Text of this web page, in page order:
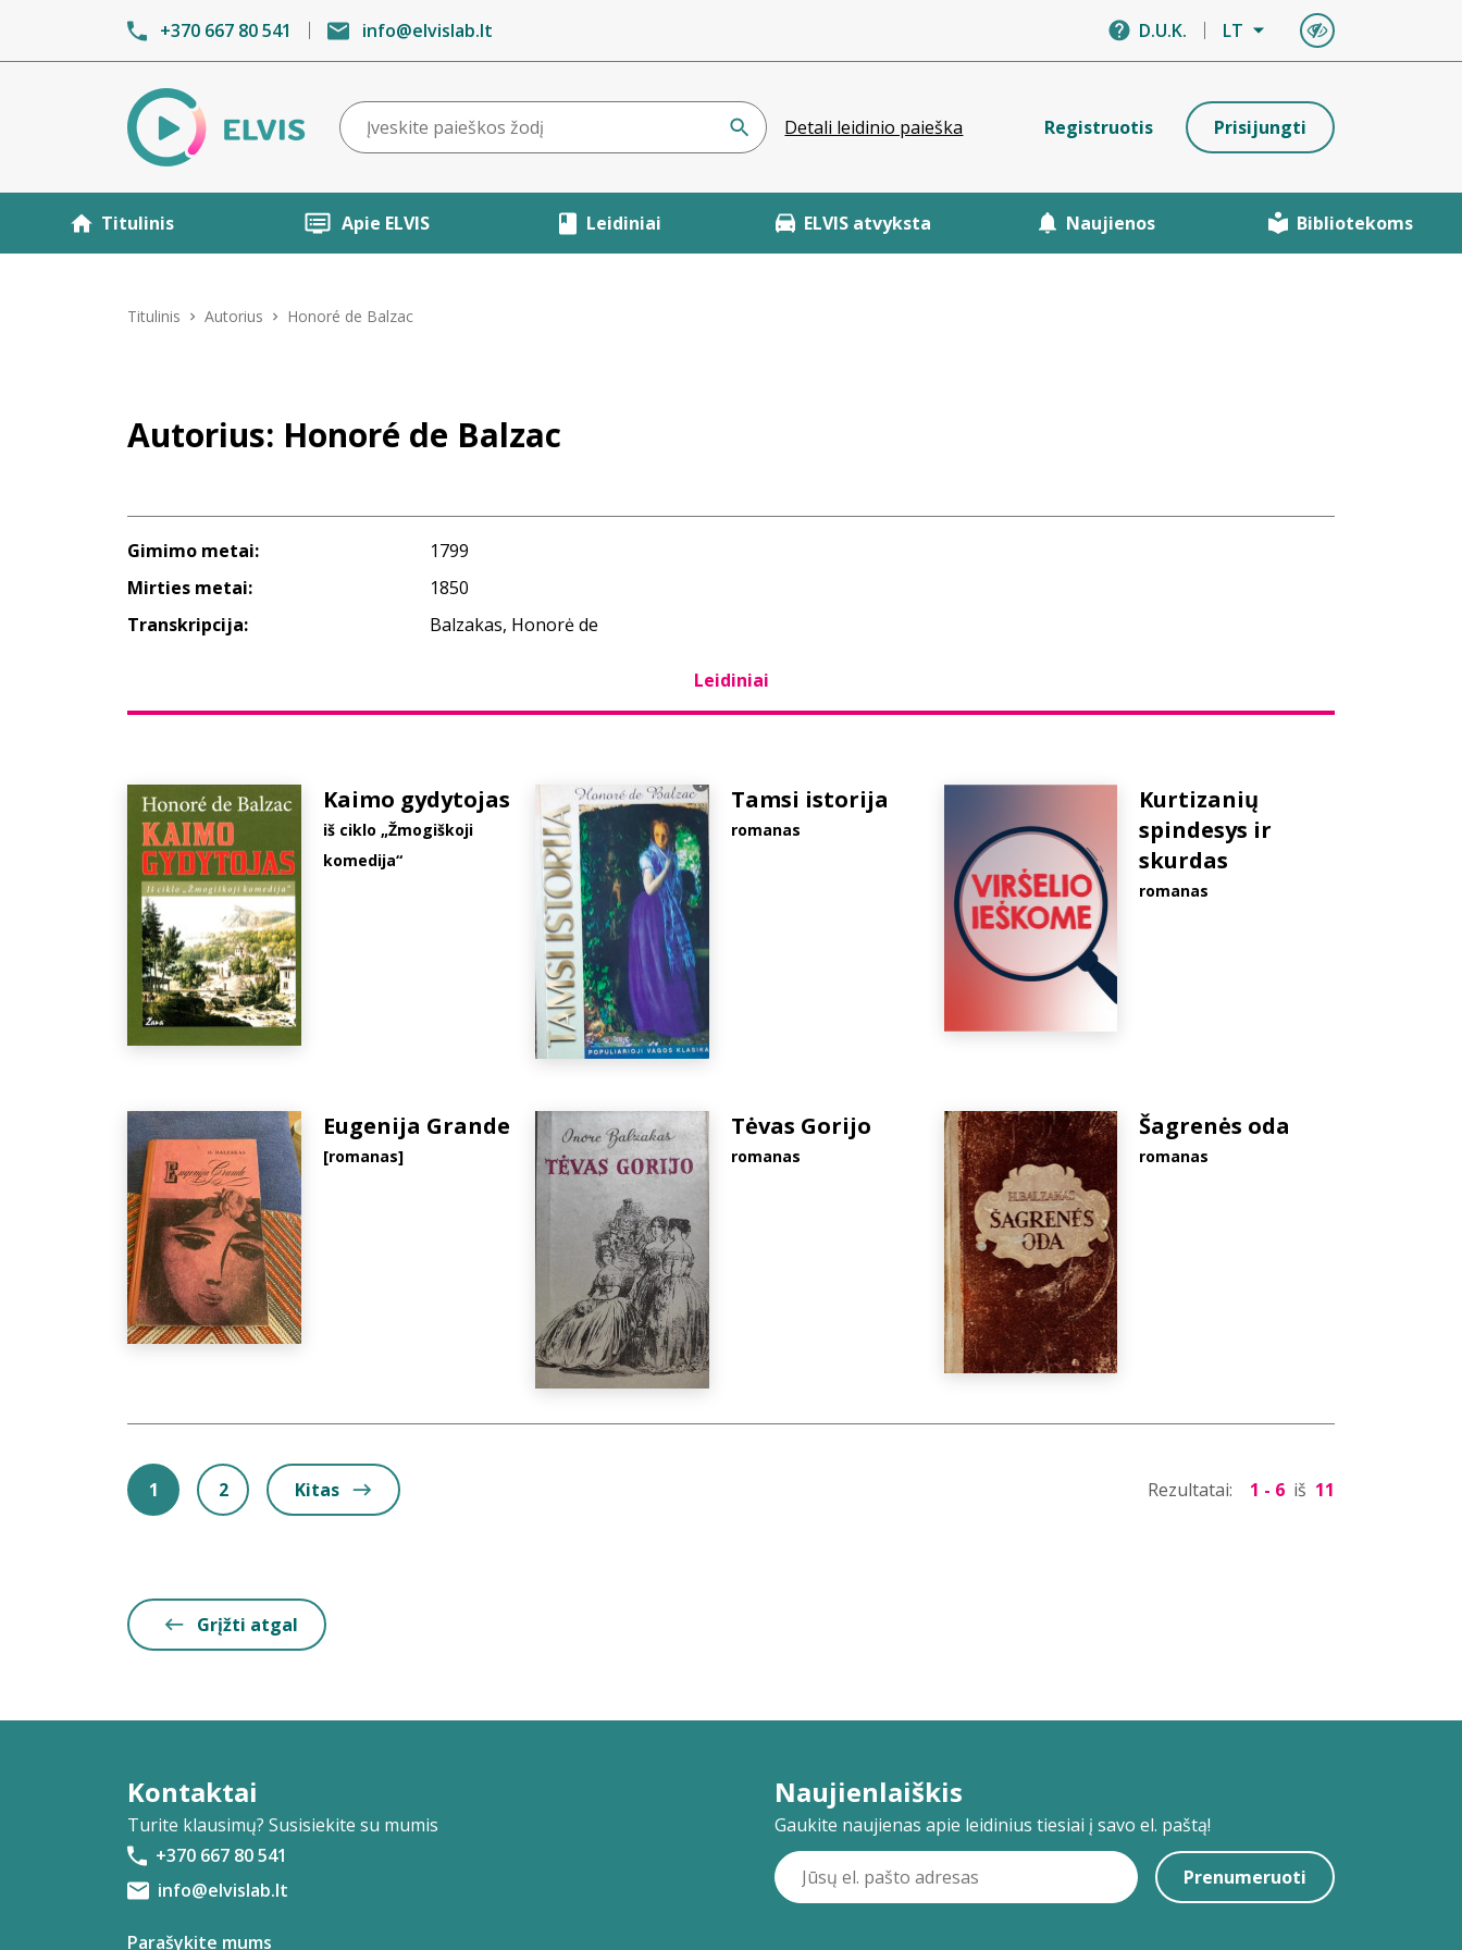
+370 667 80 541 info@elvislab.lt D.U.K. LT
Detali leidinio paieška Registruotis Prisijungti
Titulinis Apie ELVIS Leidiniai ELVIS atvyksta Naujienos Bibliotekoms
Titulinis Autorius Honoré de Balzac
Autorius: Honoré de Balzac
Gimimo metai:
1799
Mirties metai:
1850
Transkripcija:
Balzakas, Honorė de
Leidiniai
Kaimo gydytojas
iš ciklo „Žmogiškoji
komedija“
Tamsi istorija
romanas
Kurtizanių
spindesys ir
skurdas
romanas
Eugenija Grande
[romanas]
Tėvas Gorijo
romanas
Šagrenės oda
romanas
1 2 Kitas Rezultatai: 1 - 6 iš 11
Grįžti atgal
Kontaktai
Turite klausimų? Susisiekite su mumis
+370 667 80 541
info@elvislab.lt
Parašykite mums
Naujienlaiškis
Gaukite naujienas apie leidinius tiesiai į savo el. paštą!
Prenumeruoti